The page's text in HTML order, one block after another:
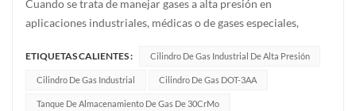
Cuando se trata de manejar gases a alta presión en
aplicaciones industriales, médicas o de gases especiales,
innegociables. Si su empresa depende de cilindros de acero sin
costura que puedan soportar operaciones diarias rigurosas y
cumplir con los...
ETIQUETAS CALIENTES : Cilindro De Gas Industrial De Alta Presión
Cilindro De Gas Industrial Cilindro De Gas DOT-3AA
Tanque De Almacenamiento De Gas De 30CrMo